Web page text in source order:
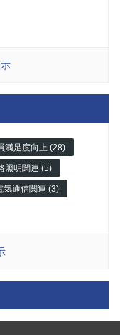
満足度向上 (28)
照明関連 (5)
気通信関連 (3)